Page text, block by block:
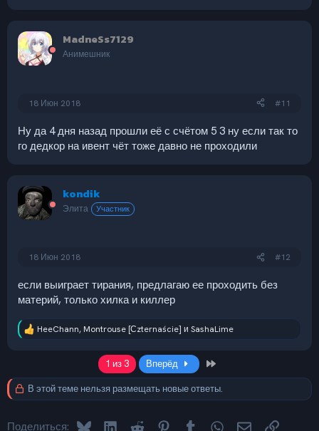
MadneSs7129
Анимешник
18 Июн 2018 #11
Ну да 4 дня назад прошли её с счётом 5 3 ну если так то
го дедкор на ивент чёт тоже давно не проходили
kondik
Элита Участник
18 Июн 2018 #12
если выиграет тирания, предлагаю ее проходить без
материй, только хилка и киллер
Р
ц
и
и
HeeChann, Montrouse [Сzternaście] и SashaLime
1 из 3 Вперёд
В этой теме нельзя размещать новые ответы.
Поделиться: Bluesky LinkedInReddit PinterestTumblr WhatsApp
Электронная
Ссылка